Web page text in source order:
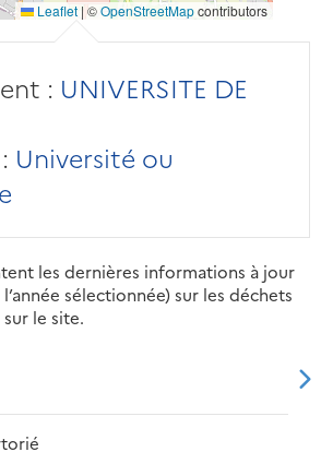
Leaflet | ©OpenStreetMapcontributors
: UNIVERSITE DE
Université ou
les dernières informations à jour
sélectionnée) sur les déchets
le site.